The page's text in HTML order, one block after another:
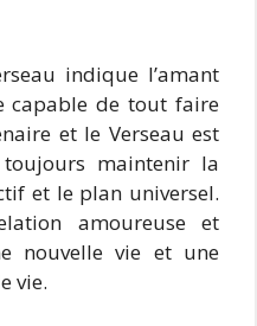
indique l’amant
capable de tout faire
et le Verseau est
maintenir la
et le plan universel.
amoureuse et
nouvelle vie et une
vie.